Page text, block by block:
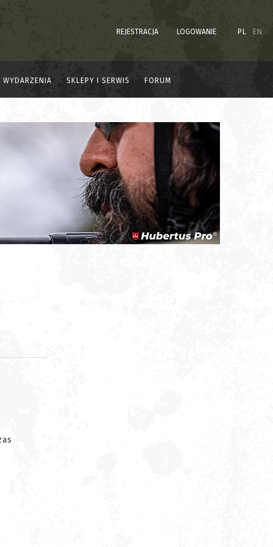
REJESTRACJA LOGOWANIE PL EN
WYDARZENIA SKLEPY I SERWIS FORUM